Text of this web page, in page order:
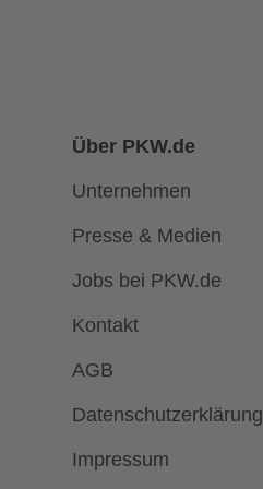
Über PKW.de
Unternehmen
Presse & Medien
Jobs bei PKW.de
Kontakt
AGB
Datenschutzerklärung
Impressum